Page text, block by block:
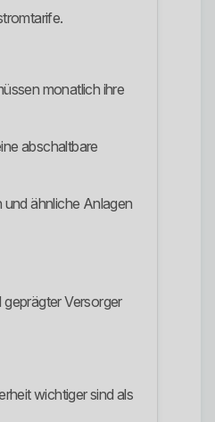
monatlich ihre
abschaltbare
ähnliche Anlagen
Versorger
wichtiger sind als